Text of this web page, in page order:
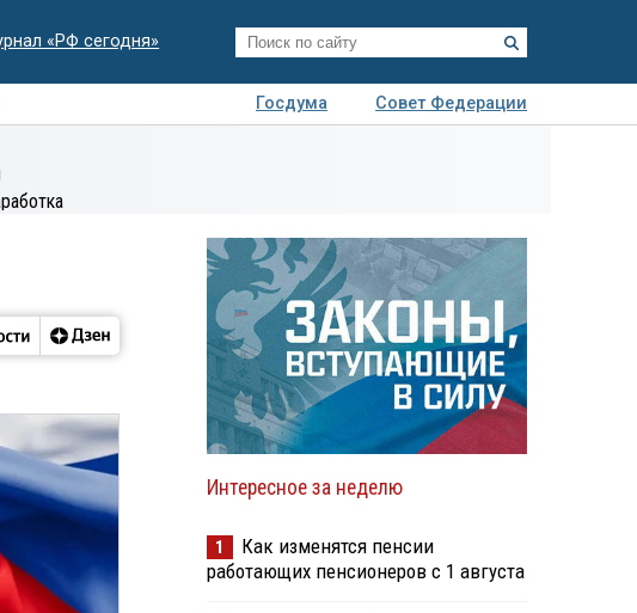
«РФ сегодня»
Госдума
Совет Федерации
Интересное за неделю
1
Как изменятся пенсии
работающих пенсионеров с 1 августа